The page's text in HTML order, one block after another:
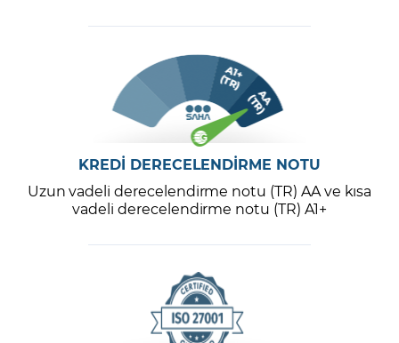
KREDİ DERECELENDİRME NOTU
Uzun vadeli derecelendirme notu (TR) AA ve kısa
vadeli derecelendirme notu (TR) A1+